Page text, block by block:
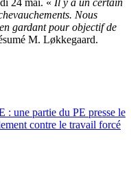
24 mai. « Il y a un certain
Nous
gardant pour objectif de
M. Løkkegaard.
: une partie du PE presse le
contre le travail forcé